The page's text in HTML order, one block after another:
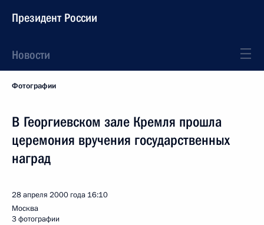
Президент России
Новости
Фотографии
В Георгиевском зале Кремля прошла
церемония вручения государственных
наград
28 апреля 2000 года 16:10
Москва
3 фотографии